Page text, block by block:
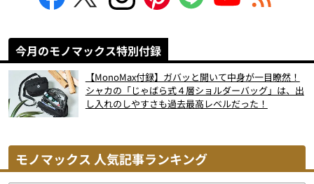
今月のモノマックス特別付録
【MonoMax付録】ガバッと開いて中身が一目瞭然！
シャカの「じゃばら式４層ショルダーバッグ」は、出
し入れのしやすさも過去最高レベルだった！
モノマックス 人気記事ランキング